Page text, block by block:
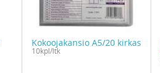
Kokoojakansio A5/20 kirkas
10kpl/ltk